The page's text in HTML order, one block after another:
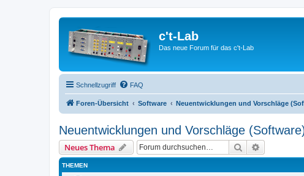
c't-Lab
Das neue Forum für das c't-Lab
Schnellzugriff FAQ
Foren-Übersicht Software Neuentwicklungen und Vorschläge
Neuentwicklungen und Vorschläge
Neues Thema Suche
THEMEN